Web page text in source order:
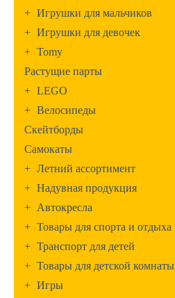
+ Игрушки для мальчиков
+ Игрушки для девочек
+ Tomy
Растущие парты
+ LEGO
+ Велосипеды
Скейтборды
Самокаты
+ Летний ассортимент
+ Надувная продукция
+ Автокресла
+ Товары для спорта и отдыха
+ Транспорт для детей
+ Товары для детской комнаты
+ Игры